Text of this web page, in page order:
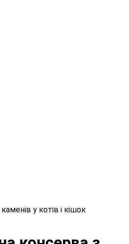
у котів і кішок